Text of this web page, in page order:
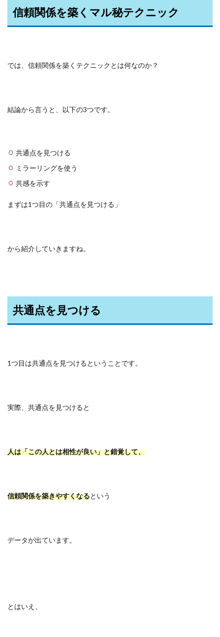
信頼関係を築くマル秘テクニック
では、信頼関係を築くテクニックとは何なのか？
結論から言うと、以下の3つです。
共通点を見つける
ミラーリングを使う
共感を示す
まずは1つ目の「共通点を見つける」
から紹介していきますね。
共通点を見つける
1つ目は共通点を見つけるということです。
実際、共通点を見つけると
人は「この人とは相性が良い」と錯覚して、
信頼関係を築きやすくなるという
データが出ています。
とはいえ、